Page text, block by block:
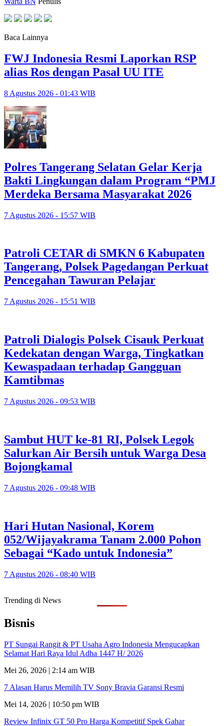
Baca Lainnya
FWJ Indonesia Resmi Laporkan RSP
alias Ros dengan Pasal UU ITE
8 Agustus 2026 - 01:43 WIB
Polres Tangerang Selatan Gelar Kerja
Bakti Lingkungan dalam Program “PMJ
Merdeka Bersama Masyarakat 2026
7 Agustus 2026 - 15:57 WIB
Patroli CETAR di SMKN 6 Kabupaten
Tangerang, Polsek Pagedangan Perkuat
Pencegahan Tawuran Pelajar
7 Agustus 2026 - 15:51 WIB
Patroli Dialogis Polsek Cisauk Perkuat
Kedekatan dengan Warga, Tingkatkan
Kewaspadaan terhadap Gangguan
Kamtibmas
7 Agustus 2026 - 09:53 WIB
Sambut HUT ke-81 RI, Polsek Legok
Salurkan Air Bersih untuk Warga Desa
Bojongkamal
7 Agustus 2026 - 09:48 WIB
Hari Hutan Nasional, Korem
052/Wijayakrama Tanam 2.000 Pohon
Sebagai “Kado untuk Indonesia”
7 Agustus 2026 - 08:40 WIB
Trending di News
Bisnis
PT Sungai Rangit & PT Usaha Agro Indonesia Mengucapkan
Selamat Hari Raya Idul Adha 1447 H/ 2026
Mei 26, 2026 | 2:14 am WIB
7 Alasan Harus Memilih TV Sony Bravia Garansi Resmi
Mei 14, 2026 | 10:50 pm WIB
Review Infinix GT 50 Pro Harga Kompetitif Spek Gahar